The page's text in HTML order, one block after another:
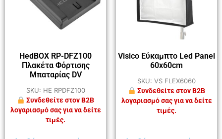
HedBOX RP-DFZ100
Πλακέτα Φόρτισης
Μπαταρίας DV
SKU: HE RPDFZ100
Συνδεθείτε στον B2B
λογαριασμό σας για να δείτε
τιμές.
Visico Εύκαμπτο Led Panel
60x60cm
SKU: VS FLEX6060
Συνδεθείτε στον B2B
λογαριασμό σας για να δείτε
τιμές.